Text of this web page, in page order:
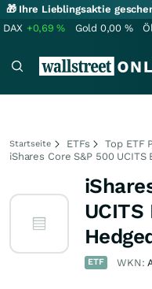
🎁 Ihre Lieblingsaktie
DAX +0,69% Gold 0,00 %
Startseite ETFs
Top ETF
iShares Core S&P 500 UCITS
ETF WKN: